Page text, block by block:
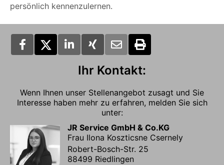
persönlich kennenzulernen.
Ihr Kontakt:
Wenn Ihnen unser Stellenangebot zusagt und Sie
Interesse haben mehr zu erfahren, melden Sie sich
unter:
JR Service GmbH & Co.KG
Frau Ilona Koszticsne Csernely
Robert-Bosch-Str. 25
88499 Riedlingen